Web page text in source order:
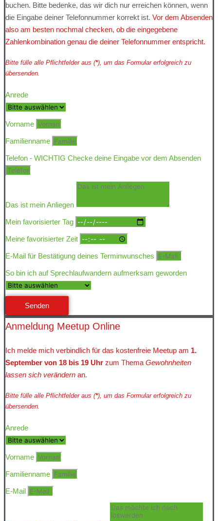
buchen. Bitte bedenke, das wir dich nur erreichen können, wenn
die Eingabe deiner Telefonnummer korrekt ist. Vor dem Absenden
also am besten nochmal checken, ob die eingegebene
Zahlenkombination genau die deiner Telefonnummer entspricht.
Bitte fülle alle Pflichtfelder aus (*), um das Formular erfolgreich zu
übersenden.
Anrede
Vorname
Familienname
Telefon - WICHTIG Checke deine Eingabe vor dem Absenden
Das ist mein Anliegen
Mein favorisierter Tag
Meine favorisierter Zeit
E-Mail für Bestätigung deines Terminwunsches
So bin ich auf Sprechlaufwandern aufmerksam geworden
Senden
Anmeldung Meetup Online
Ich melde mich verbindlich für das kostenfreie Meetup am 1.
September von 18 bis 19 Uhr zum Thema Gewohnheiten
lassen sich verändern an.
Bitte fülle alle Pflichtfelder aus (*), um das Formular erfolgreich zu
übersenden.
Anrede
Vorname
Familienname
E-Mail